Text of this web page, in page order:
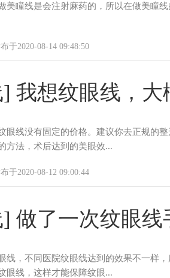
美瞳线是会注射麻药的，所以在做美瞳
于2020-08-14 09:48:50
我想纹眼线，
眼线没有固定的价格。建议你去正规的
方法，术后达到的美眼效...
于2020-08-12 09:00:44
做了一次纹眼
线，不同医院纹眼线达到的效果不一样
眼线，这样才能保障纹眼...